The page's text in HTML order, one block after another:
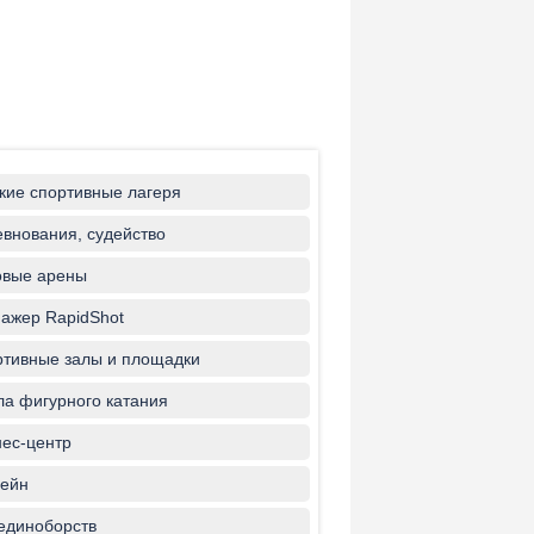
спортивные лагеря
судейство
арены
RapidShot
залы и площадки
фигурного катания
центр